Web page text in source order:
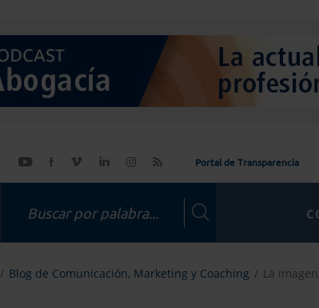
Portal de Transparencia
Blog de Comunicación, Marketing y Coaching La